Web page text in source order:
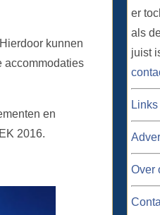
kunnen
accommodaties
en
2016.
er
als
juist
Links
Over